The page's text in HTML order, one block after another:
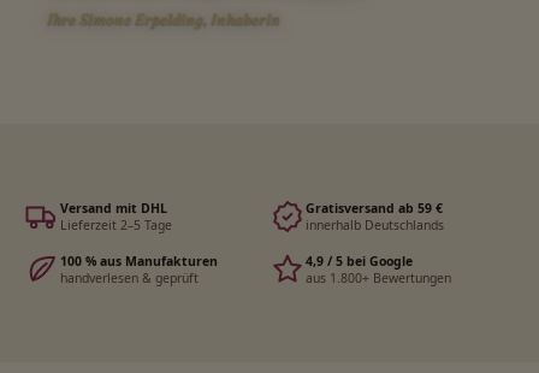
Ihre Simone Erpelding, Inhaberin
Versand mit DHL
Lieferzeit 2–5 Tage
Gratisversand ab 59 €
innerhalb Deutschlands
100 % aus Manufakturen
handverlesen & geprüft
4,9 / 5 bei Google
aus 1.800+ Bewertungen